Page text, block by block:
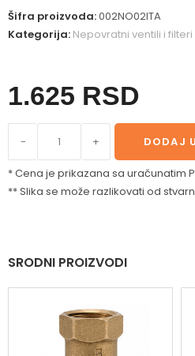
Šifra proizvoda:002NO02ITA
Kategorija: Nepovratni ventili i filteri
1.625 RSD
- + DODAJ
* Cena je prikazana sa uračunatim
** Slika se može razlikovati od
SRODNI PROIZVODI